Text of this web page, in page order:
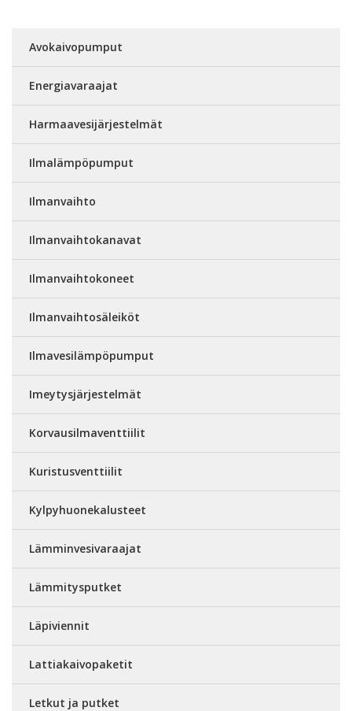
Avokaivopumput
Energiavaraajat
Harmaavesijärjestelmät
Ilmalämpöpumput
Ilmanvaihto
Ilmanvaihtokanavat
Ilmanvaihtokoneet
Ilmanvaihtosäleiköt
Ilmavesilämpöpumput
Imeytysjärjestelmät
Korvausilmaventtiilit
Kuristusventtiilit
Kylpyhuonekalusteet
Lämminvesivaraajat
Lämmitysputket
Läpiviennit
Lattiakaivopaketit
Letkut ja putket